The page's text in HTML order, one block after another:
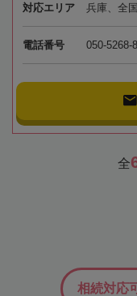
対応エリア 兵庫、全
電話番号 050-5268-
全
相続対応